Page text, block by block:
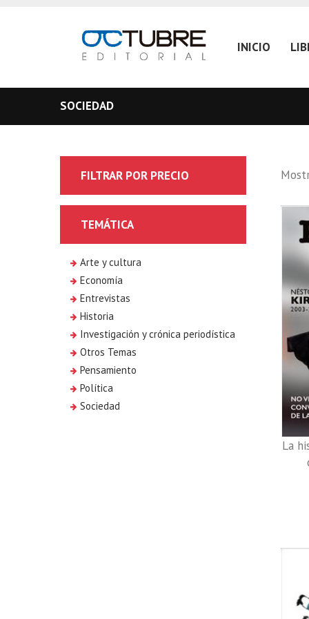
INICIO
SOCIEDAD
FILTRAR POR PRECIO
TEMÁTICA
Arte y cultura
Economía
Entrevistas
Historia
Investigación y crónica periodística
Otros Temas
Pensamiento
Política
Sociedad
La